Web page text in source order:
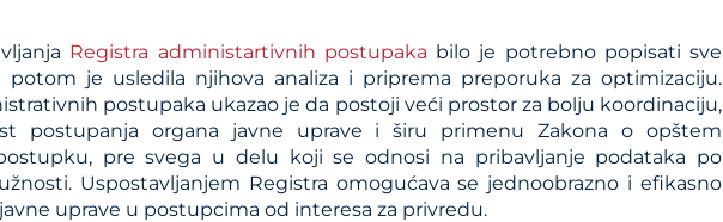
Registra administartivnih postupaka bilo je potrebno popisati sve
potom je usledila njihova analiza i priprema preporuka za optimizaciju.
postupaka ukazao je da postoji veći prostor za bolju koordinaciju,
postupanja organa javne uprave i širu primenu Zakona o opštem
pre svega u delu koji se odnosi na pribavljanje podataka po
Uspostavljanjem Registra omogućava se jednoobrazno i efikasno
uprave u postupcima od interesa za privredu.